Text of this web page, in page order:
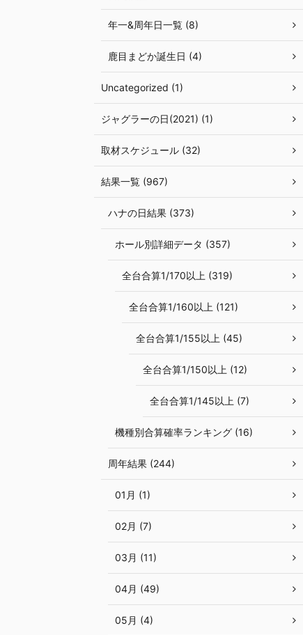
年一&周年日一覧 (8)
鹿目まどか誕生日 (4)
Uncategorized (1)
ジャグラーの日(2021) (1)
取材スケジュール (32)
結果一覧 (967)
ハナの日結果 (373)
ホール別詳細データ (357)
全台合算1/170以上 (319)
全台合算1/160以上 (121)
全台合算1/155以上 (45)
全台合算1/150以上 (12)
全台合算1/145以上 (7)
機種別合算確率ランキング (16)
周年結果 (244)
01月 (1)
02月 (7)
03月 (11)
04月 (49)
05月 (4)